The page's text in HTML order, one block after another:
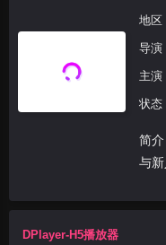
地区
导演
主演
状态
简
与新
后
DPlayer-H5播放器